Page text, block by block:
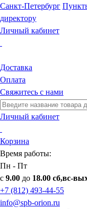
Санкт-Петербург
директору
Личный кабинет
Доставка
Оплата
Свяжитесь с нами
Личный кабинет
Корзина
Время работы:
Пн - Пт
с 9.00 до 18.00 сб,вс-
+7 (812) 493-44-55
info@spb-orion.ru